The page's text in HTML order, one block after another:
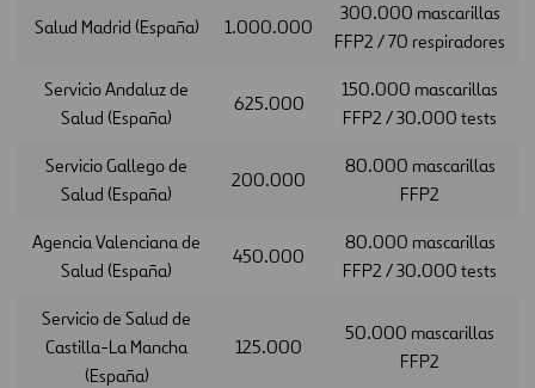
Salud Madrid (España) 1.000.000
300.000 mascarillas
FFP2 / 70 respiradores
Servicio Andaluz de
Salud (España)
625.000
150.000 mascarillas
FFP2 / 30.000 tests
Servicio Gallego de
Salud (España)
200.000
80.000 mascarillas
FFP2
Agencia Valenciana de
Salud (España)
450.000
80.000 mascarillas
FFP2 / 30.000 tests
Servicio de Salud de
Castilla-La Mancha
(España)
125.000
50.000 mascarillas
FFP2